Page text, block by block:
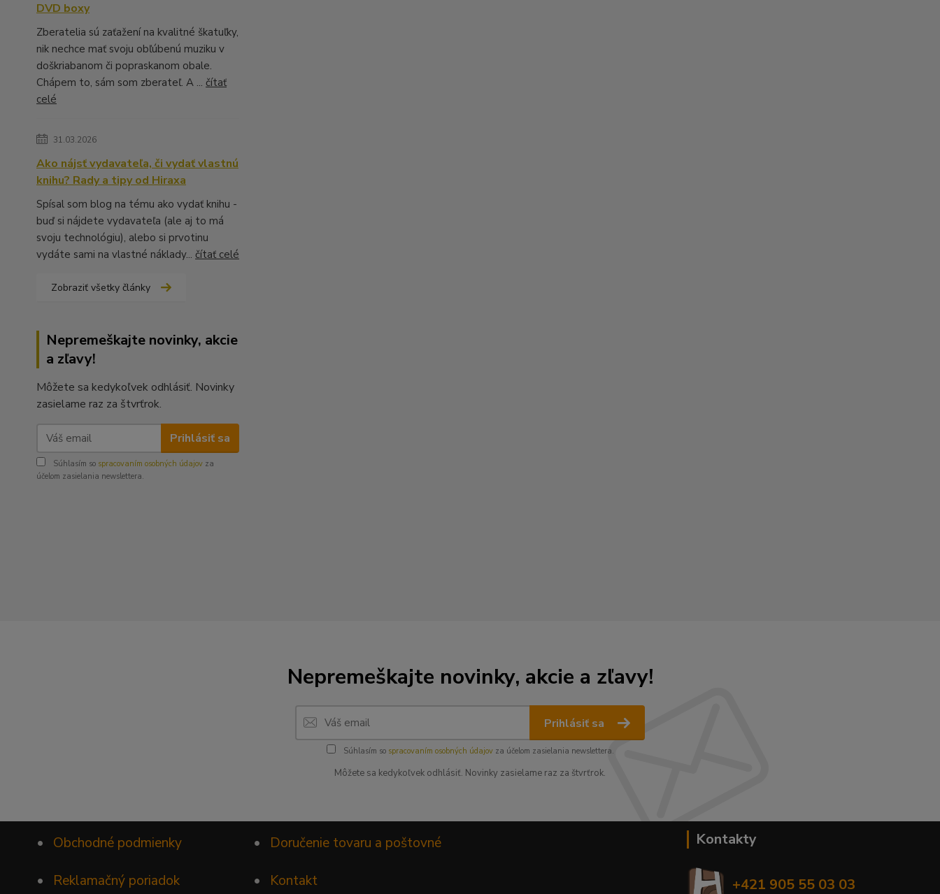
DVD boxy
Zberatelia sú zaťažení na kvalitné škatuľky,
nik nechce mať svoju obľúbenú muziku v
doškriabanom či popraskanom obale.
Chápem to, sám som zberateľ. A ... čítať
celé
31.03.2026
Ako nájsť vydavateľa, či vydať vlastnú
knihu? Rady a tipy od Hiraxa
Spísal som blog na tému ako vydať knihu -
buď si nájdete vydavateľa (ale aj to má
svoju technológiu), alebo si prvotinu
vydáte sami na vlastné náklady... čítať celé
Zobraziť všetky články
Nepremeškajte novinky, akcie
a zľavy!
Môžete sa kedykoľvek odhlásiť. Novinky
zasielame raz za štvrťrok.
Prihlásiť sa
Súhlasím so spracovaním osobných údajov za
účelom zasielania newslettera.
Nepremeškajte novinky, akcie a zľavy!
Prihlásiť sa
Súhlasím so spracovaním osobných údajovza účelom zasielania newslettera.
Môžete sa kedykoľvek odhlásiť. Novinky zasielame raz za štvrťrok.
• Obchodné podmienky
• Reklamačný poriadok
• Doručenie tovaru a poštovné
• Kontakt
Kontakty
+421 905 55 03 03